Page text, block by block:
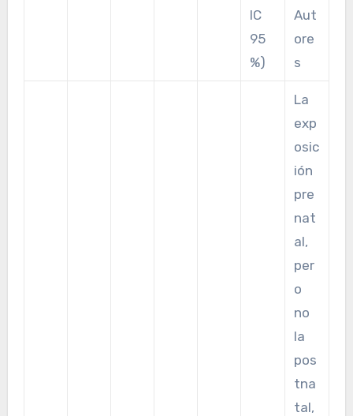
IC
95
%)
Aut
ore
s
La
exp
osic
ión
pre
nat
al,
per
o
no
la
pos
tna
tal,